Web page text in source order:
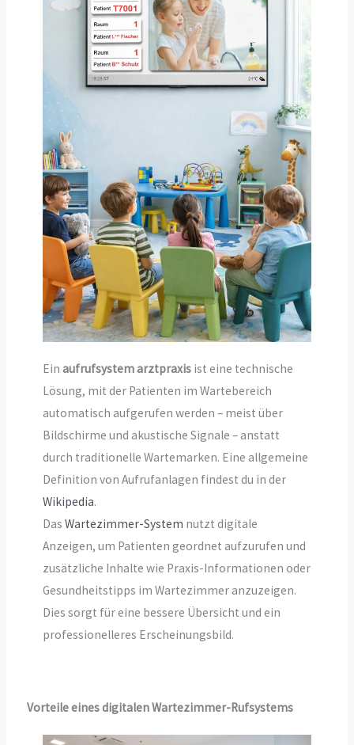
Ein aufrufsystem arztpraxisist eine technische
Lösung, mit der Patienten im Wartebereich
automatisch aufgerufen werden – meist über
Bildschirme und akustische Signale – anstatt
durch traditionelle Wartemarken. Eine allgemeine
Definition von Aufrufanlagen findest du in der
Wikipedia.
Das Wartezimmer-System nutzt digitale
Anzeigen, um Patienten geordnet aufzurufen und
zusätzliche Inhalte wie Praxis-Informationen oder
Gesundheitstipps im Wartezimmer anzuzeigen.
Dies sorgt für eine bessere Übersicht und ein
professionelleres Erscheinungsbild.
Vorteile eines digitalen Wartezimmer-Rufsystems